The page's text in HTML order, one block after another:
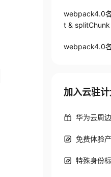
webpack4.0
t & splitChunk
webpack4.0
加入云驻
华为云周
免费体验
特殊身份